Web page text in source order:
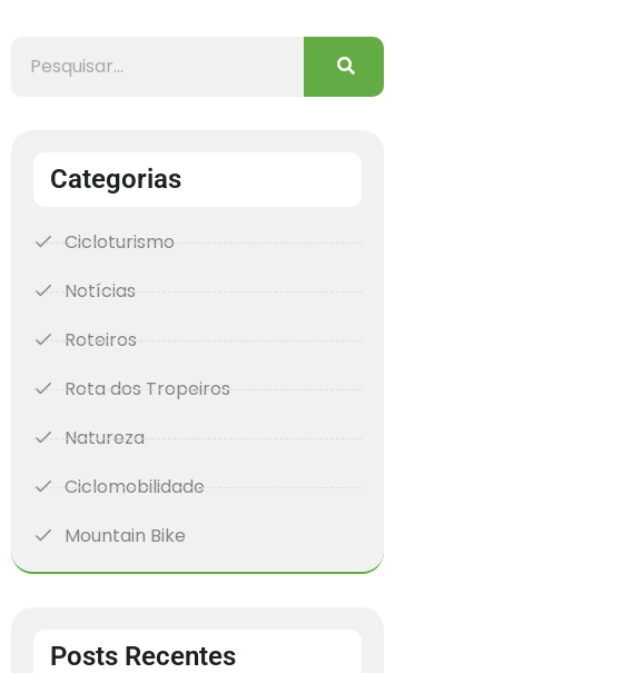
Categorias
Cicloturismo
Notícias
Roteiros
Rota dos Tropeiros
Natureza
Ciclomobilidade
Mountain Bike
Posts Recentes